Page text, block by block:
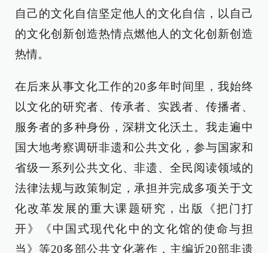
自己的文化自信坚定他人的文化自信，以自己
的文化创新创造热情点燃他人的文化创新创造
热情。
在后来从事文化工作的20多年时间里，我始终
以文化的研究者、传承者、实践者、传播者、
服务者的多种身份，深耕文化沃土。我走遍中
国大地考察调研非遗和公共文化，参与国家和
省级一系列公共文化、非遗、全民阅读领域的
法律法规与政策制定，承担并完成多项关于文
化改革发展的重大课题研究，出版《把门打
开》《中国式现代化中的文化馆的使命与担
当》等20多部公共文化著作，主编近20部非遗